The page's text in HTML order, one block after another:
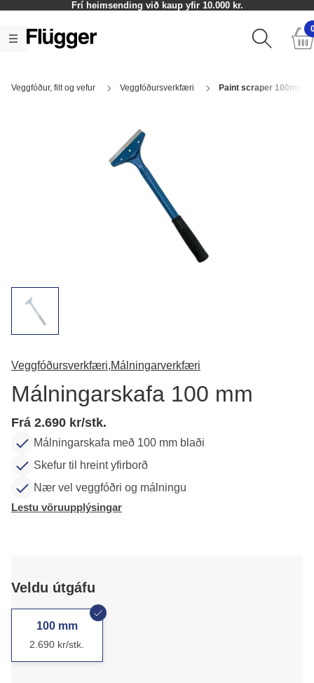
Frí heimsending við kaup yfir 10.000 kr.
Veggfóður, filt og vefur Veggfóðursverkfæri Paint scraper 100mm
Veggfóðursverkfæri,Málningarverkfæri
Málningarskafa 100 mm
Frá 2.690 kr/stk.
Málningarskafa með 100 mm blaði
Skefur til hreint yfirborð
Nær vel veggfóðri og málningu
Lestu vöruupplýsingar
Veldu útgáfu
100 mm
2.690 kr/stk.